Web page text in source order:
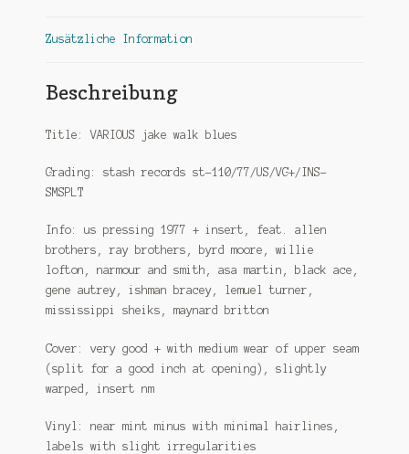
Zusätzliche Information
Beschreibung
Title: VARIOUS jake walk blues
Grading: stash records st-110/77/US/VG+/INS-
SMSPLT
Info: us pressing 1977 + insert, feat. allen
brothers, ray brothers, byrd moore, willie
lofton, narmour and smith, asa martin, black ace,
gene autrey, ishman bracey, lemuel turner,
mississippi sheiks, maynard britton
Cover: very good + with medium wear of upper seam
(split for a good inch at opening), slightly
warped, insert nm
Vinyl: near mint minus with minimal hairlines,
labels with slight irregularities